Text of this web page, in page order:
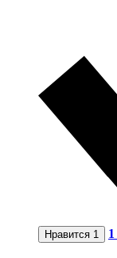
Нравится 1 1